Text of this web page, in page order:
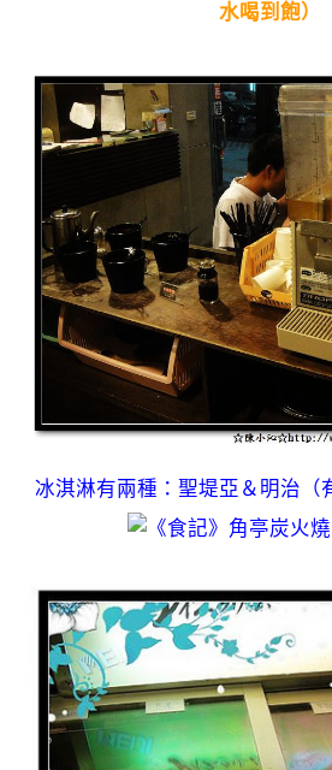
水喝到飽）
冰淇淋有兩種：聖堤亞＆明治（